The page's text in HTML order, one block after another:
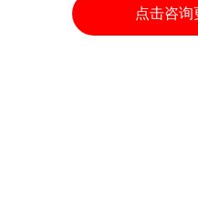
点击咨